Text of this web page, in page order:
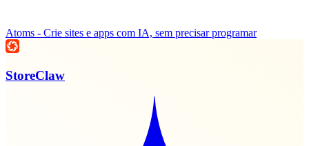
Atoms - Crie sites e apps com IA, sem precisar programar
StoreClaw